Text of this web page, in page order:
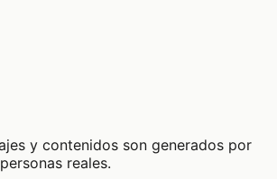
y contenidos son generados por
reales.